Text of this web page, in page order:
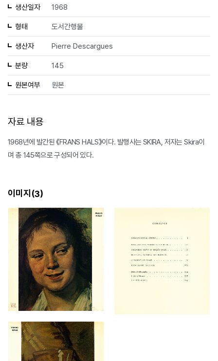
생산일자 1968
형태 도서간행물
생산자 Pierre Descargues
분량 145
원본여부 원본
자료 내용
1968년에 발간된 《FRANS HALS》이다. 발행사는 SKIRA, 저자는 Skira이
며 총 145쪽으로 구성되어 있다.
이미지(3)